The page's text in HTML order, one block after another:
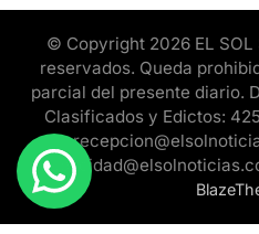
© Copyright 2026 EL SOL
reservados. Queda
parcial del presente diario.
Clasificados y Edictos: